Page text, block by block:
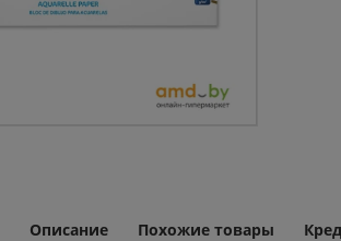
Описание Похожие товары